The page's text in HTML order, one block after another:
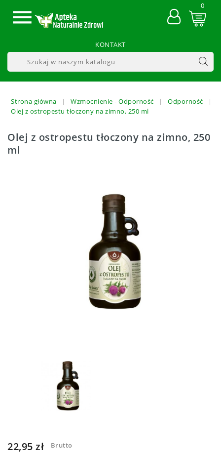
 0
KONTAKT
Strona główna Wzmocnienie - Odporność
Odporność
Olej z ostropestu tłoczony na zimno, 250 ml
Olej z ostropestu tłoczony na zimno, 250
ml
22,95 zł Brutto